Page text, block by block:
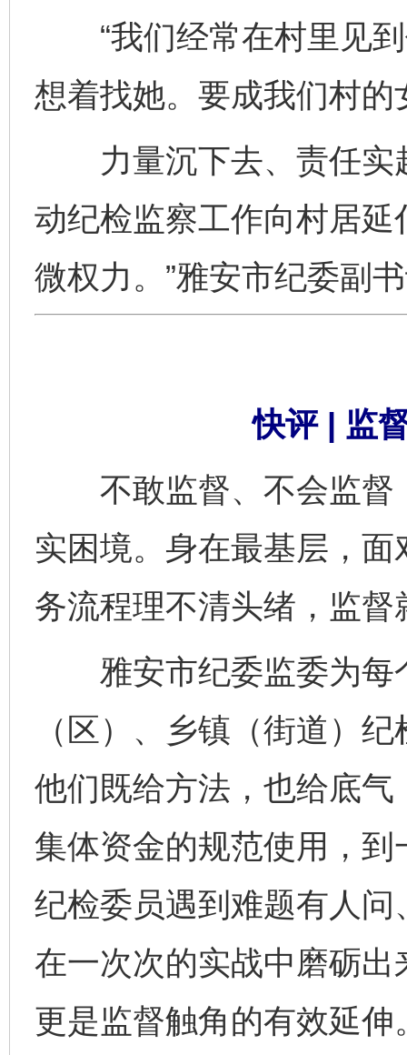
“我们经常在村里见到
想着找她。要成我们村的
力量沉下去、责任实
动纪检监察工作向村居
微权力。”雅安市纪委副
快评 | 监
不敢监督、不会监督
实困境。身在最基层，
务流程理不清头绪，监
雅安市纪委监委为每
（区）、乡镇（街道）
他们既给方法，也给底
集体资金的规范使用，
纪检委员遇到难题有人
在一次次的实战中磨砺出
更是监督触角的有效延伸